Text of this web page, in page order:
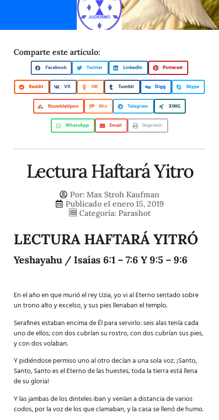
Comparte este artículo:
Facebook Twitter LinkedIn Pinterest
Reddit VK OK Tumblr Digg Skype
StumbleUpon Mix Telegram XING
WhatsApp Email Imprimir
Lectura Haftará Yitro
Por: Max Stroh Kaufman
Publicado el enero 15, 2019
Categoría: Parashot
LECTURA HAFTARÁ YITRÓ
Yeshayahu / Isaías 6:1 – 7:6 Y 9:5 – 9:6
En el año en que murió el rey Uzia, yo vi al Eterno sentado sobre
un trono alto y excelso, y sus pies llenaban el templo.
Serafines estaban encima de Él para servirlo: seis alas tenía cada
uno de ellos; con dos cubrían su rostro, con dos cubrían sus pies,
y con dos volaban.
Y pidiéndose permiso uno al otro decían a una sola voz: ¡Santo,
Santo, Santo es el Eterno de las huestes; toda la tierra está llena
de su gloria!
Y las jambas de los dinteles iban y venían a distancia de varios
codos, por la voz de los que clamaban, y la casa se llenó de humo.